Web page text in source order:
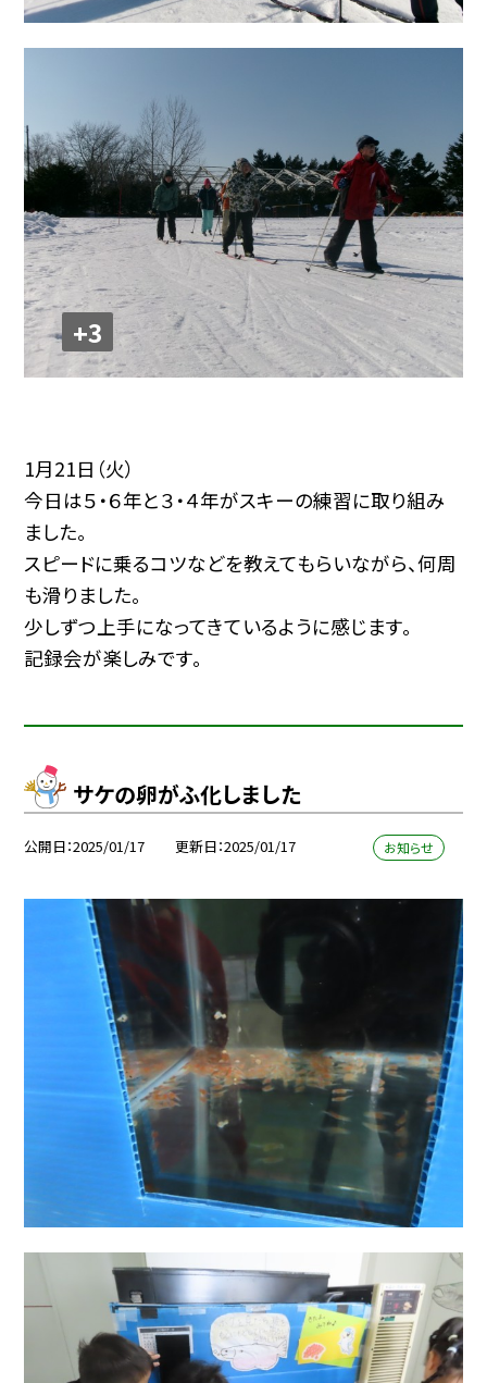
+3
1月21日（火）
今日は５・６年と３・４年がスキーの練習に取り組み
ました。
スピードに乗るコツなどを教えてもらいながら、何周
も滑りました。
少しずつ上手になってきているように感じます。
記録会が楽しみです。
サケの卵がふ化しました
公開日 2025/01/17 更新日 2025/01/17 お知らせ